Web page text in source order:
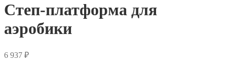
Степ-платформа для
аэробики
6 937 ₽